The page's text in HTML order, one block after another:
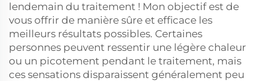
lendemain du traitement ! Mon objectif est de
vous offrir de manière sûre et efficace les
meilleurs résultats possibles. Certaines
personnes peuvent ressentir une légère chaleur
ou un picotement pendant le traitement, mais
ces sensations disparaissent généralement peu